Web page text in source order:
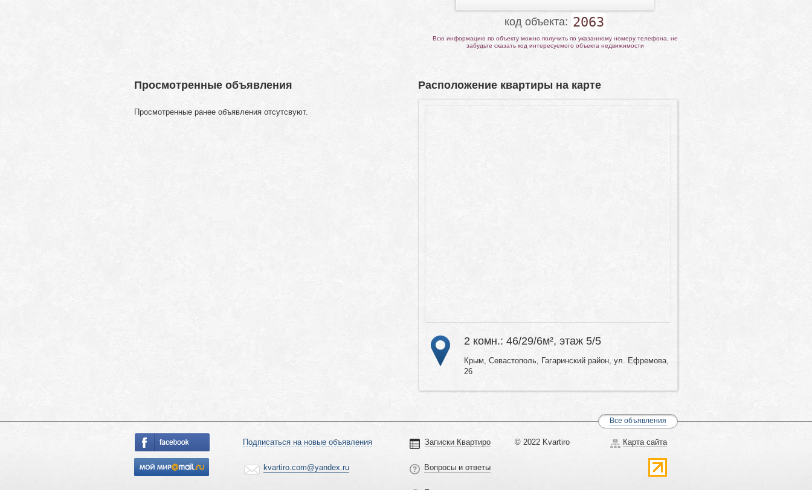
код объекта: 2063
Всю информацию по объекту можно получить по указанному номеру телефона, не
забудьте сказать код интересуемого объекта недвижимости
Расположение квартиры на карте
2 комн.: 46/29/6м², этаж 5/5
Крым, Севастополь, Гагаринский район, ул. Ефремова,
26
Просмотренные объявления
Просмотренные ранее объявления отсутсвуют.
Все объявления
Подписаться на новые объявления
kvartiro.com@yandex.ru
Записки Квартиро
Вопросы и ответы
© 2022 Kvartiro Карта сайта